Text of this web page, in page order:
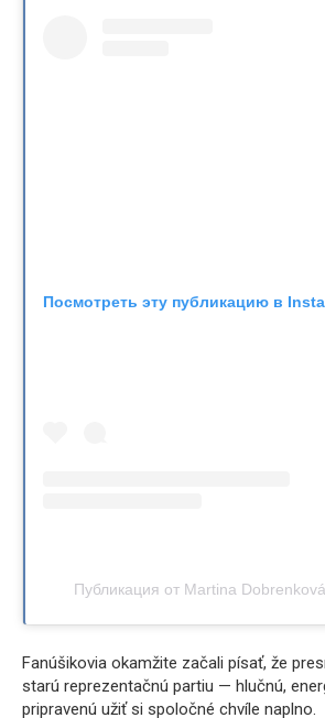
Посмотреть эту публикацию в
Публикация от Martina
Fanúšikovia okamžite začali písať, že
starú reprezentačnú partiu — hlučnú,
pripravenú užiť si spoločné chvíle naplno.